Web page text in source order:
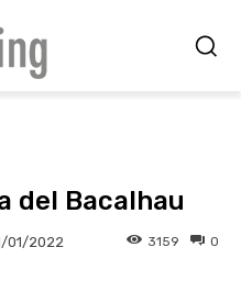
del Bacalhau
01/2022 0
3159